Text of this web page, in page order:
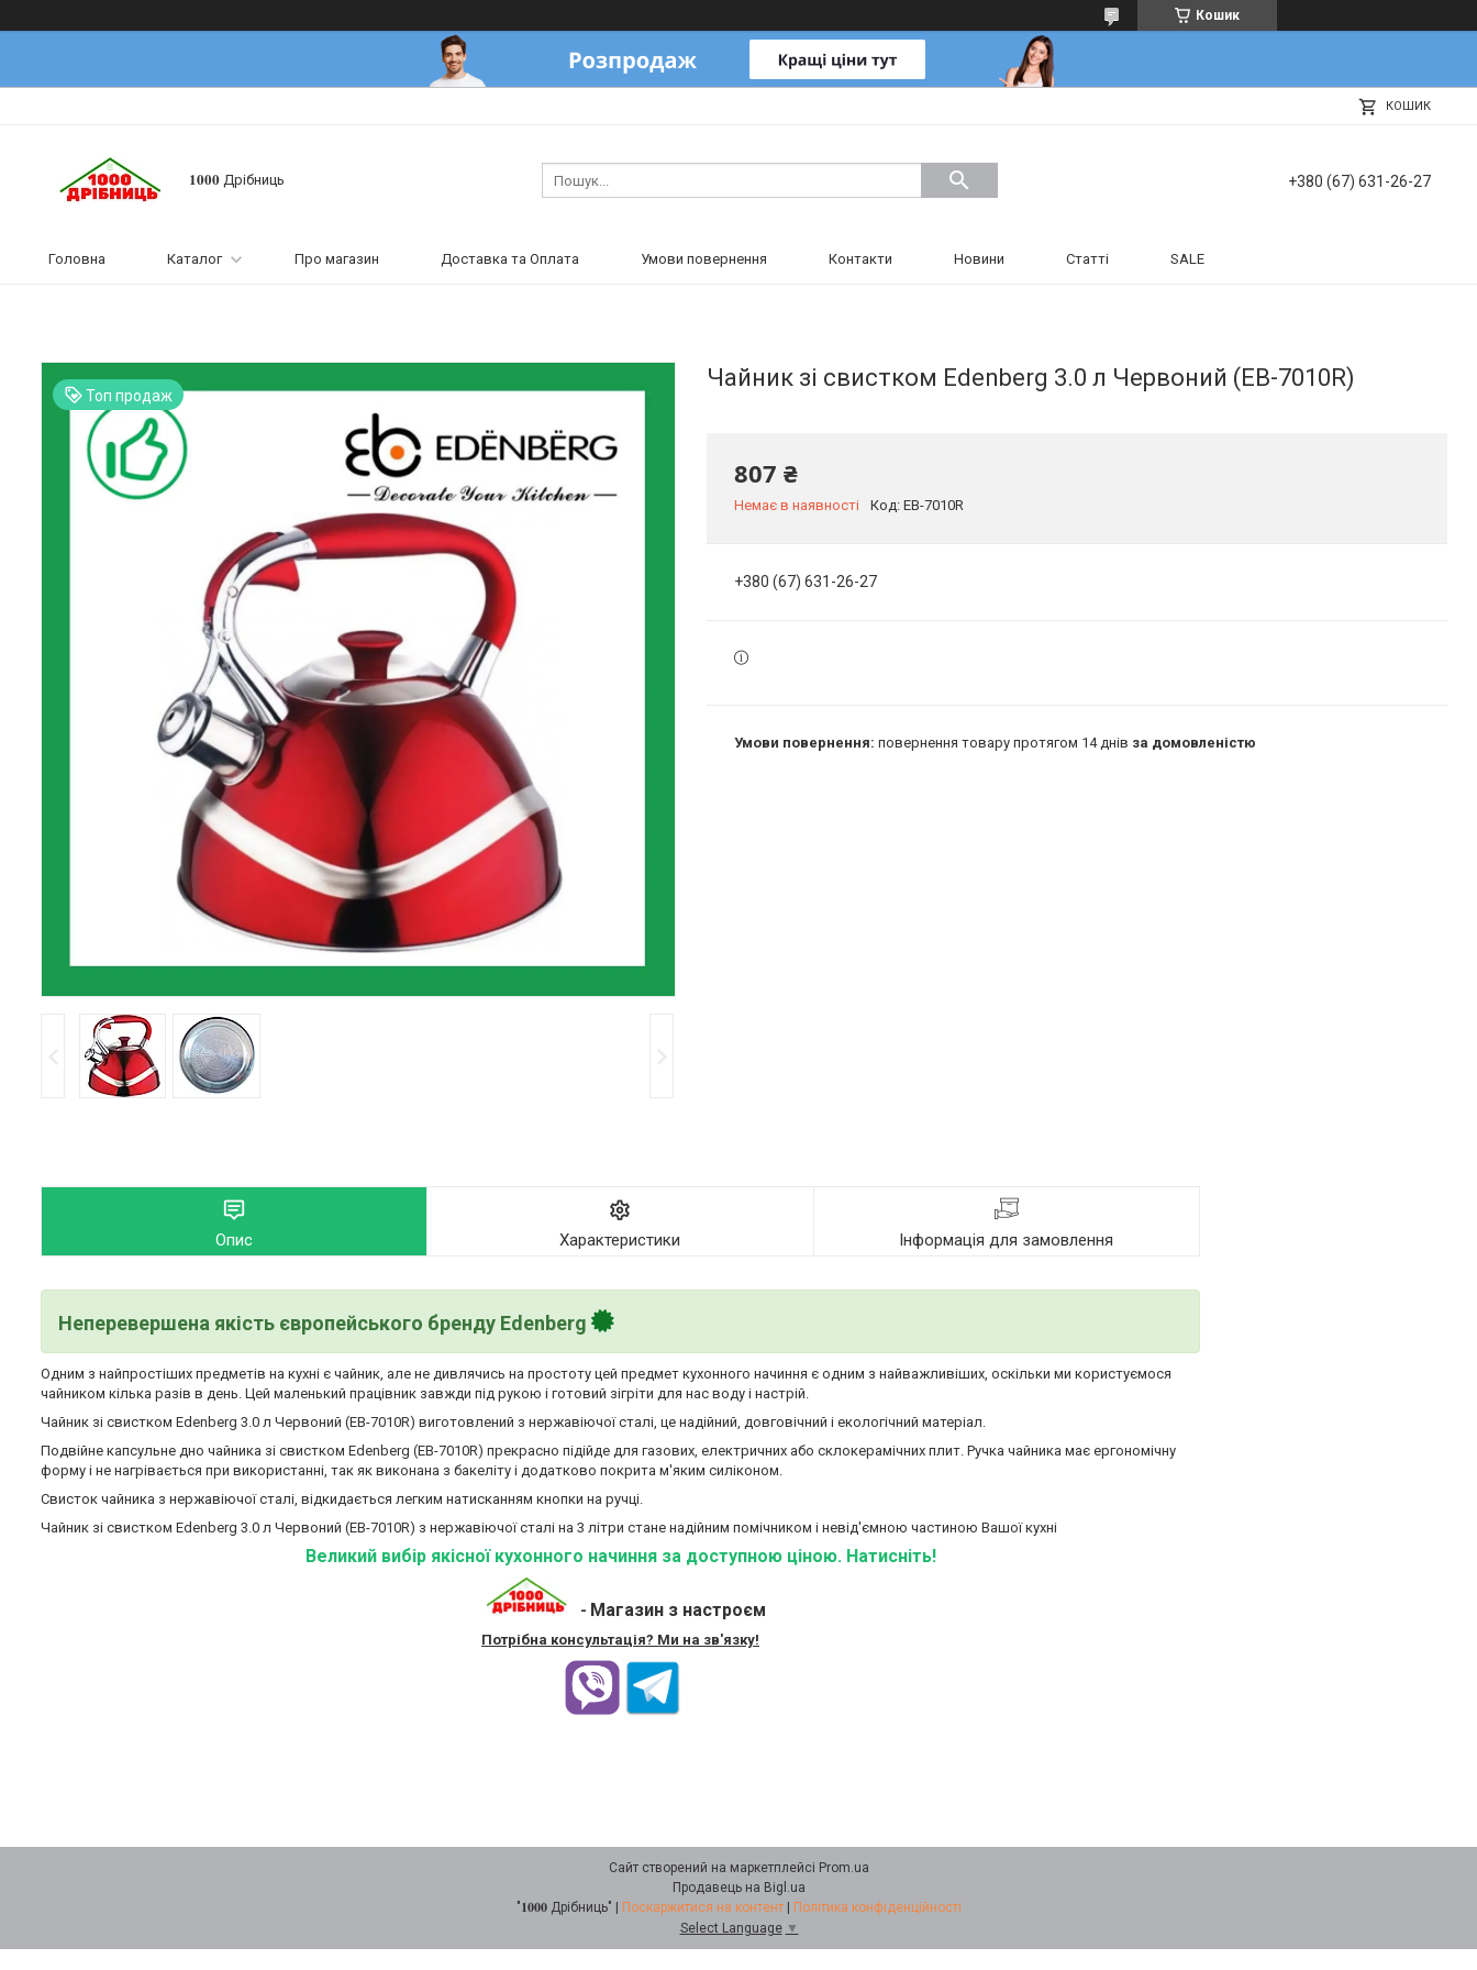
Кошик
КОШИК
𝟏𝟎𝟎𝟎 Дрібниць +380 (67) 631-26-27
Головна Каталог Про магазин Доставка та Оплата Умови повернення Контакти Новини Статті SALE
Топ продаж
Чайник зі свистком Edenberg 3.0 л Червоний (EB-7010R)
807 ₴
Немає в наявності Код: EB-7010R
+380 (67) 631-26-27
повернення товару протягом 14 днів за домовленістю
Опис Характеристики Інформація для замовлення
Неперевершена якість європейського бренду Edenberg
Одним з найпростіших предметів на кухні є чайник, але не дивлячись на простоту цей предмет кухонного начиння є одним з найважливіших, оскільки ми користуємося
чайником кілька разів в день. Цей маленький працівник завжди під рукою і готовий зігріти для нас воду і настрій.
Чайник зі свистком Edenberg 3.0 л Червоний (EB-7010R) виготовлений з нержавіючої сталі, це надійний, довговічний і екологічний матеріал.
Подвійне капсульне дно чайника зі свистком Edenberg (EB-7010R) прекрасно підійде для газових, електричних або склокерамічних плит. Ручка чайника має ергономічну
форму і не нагрівається при використанні, так як виконана з бакеліту і додатково покрита м'яким силіконом.
Свисток чайника з нержавіючої сталі, відкидається легким натисканням кнопки на ручці.
Чайник зі свистком Edenberg 3.0 л Червоний (EB-7010R) з нержавіючої сталі на 3 літри стане надійним помічником і невід'ємною частиною Вашої кухні
Великий вибір якісної кухонного начиння за доступною ціною. Натисніть!
- Магазин з настроєм
Потрібна консультація? Ми на зв'язку!
Сайт створений на маркетплейсі Prom.ua
Продавець на Bigl.ua
Поскаржитися на контент
Політика конфіденційності
Select Language ▼